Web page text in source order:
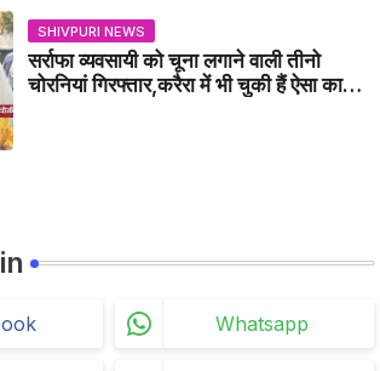
SHIVPURI NEWS
सर्राफा व्यवसायी को चूना लगाने वाली तीनो
चोरनियां गिरफ्तार,करैरा में भी चुकी हैं ऐसा काण्ड
Whatsapp